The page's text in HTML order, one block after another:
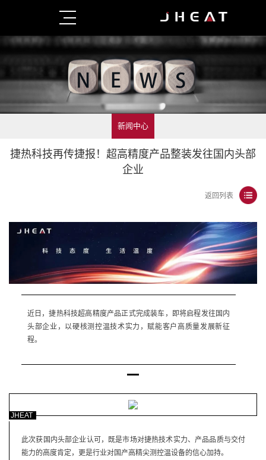
新闻中心
捷热科技再传捷报！超高精度产品整装发往国内头部
企业
返回列表
近日，捷热科技超高精度产品正式完成装车，即将启程发往国内
头部企业，以硬核测控温技术实力，赋能客户高质量发展新征
程。
JHEAT
此次获国内头部企业认可，既是市场对捷热技术实力、产品品质与交付
能力的高度肯定，更是行业对国产高精尖测控温设备的信心加持。